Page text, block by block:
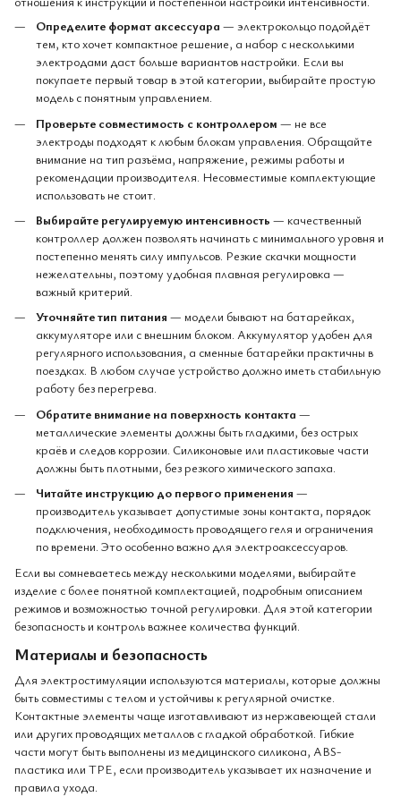
Определите формат аксессуара — электрокольцо подойдёт
тем, кто хочет компактное решение, а набор с несколькими
электродами даст больше вариантов настройки. Если вы
покупаете первый товар в этой категории, выбирайте простую
модель с понятным управлением.
Проверьте совместимость с контроллером — не все
электроды подходят к любым блокам управления. Обращайте
внимание на тип разъёма, напряжение, режимы работы и
рекомендации производителя. Несовместимые комплектующие
использовать не стоит.
Выбирайте регулируемую интенсивность — качественный
контроллер должен позволять начинать с минимального уровня и
постепенно менять силу импульсов. Резкие скачки мощности
нежелательны, поэтому удобная плавная регулировка —
важный критерий.
Уточняйте тип питания — модели бывают на батарейках,
аккумуляторе или с внешним блоком. Аккумулятор удобен для
регулярного использования, а сменные батарейки практичны в
поездках. В любом случае устройство должно иметь стабильную
работу без перегрева.
Обратите внимание на поверхность контакта —
металлические элементы должны быть гладкими, без острых
краёв и следов коррозии. Силиконовые или пластиковые части
должны быть плотными, без резкого химического запаха.
Читайте инструкцию до первого применения —
производитель указывает допустимые зоны контакта, порядок
подключения, необходимость проводящего геля и ограничения
по времени. Это особенно важно для электроаксессуаров.
Если вы сомневаетесь между несколькими моделями, выбирайте
изделие с более понятной комплектацией, подробным описанием
режимов и возможностью точной регулировки. Для этой категории
безопасность и контроль важнее количества функций.
Материалы и безопасность
Для электростимуляции используются материалы, которые должны
быть совместимы с телом и устойчивы к регулярной очистке.
Контактные элементы чаще изготавливают из нержавеющей стали
или других проводящих металлов с гладкой обработкой. Гибкие
части могут быть выполнены из медицинского силикона, ABS-
пластика или TPE, если производитель указывает их назначение и
правила ухода.